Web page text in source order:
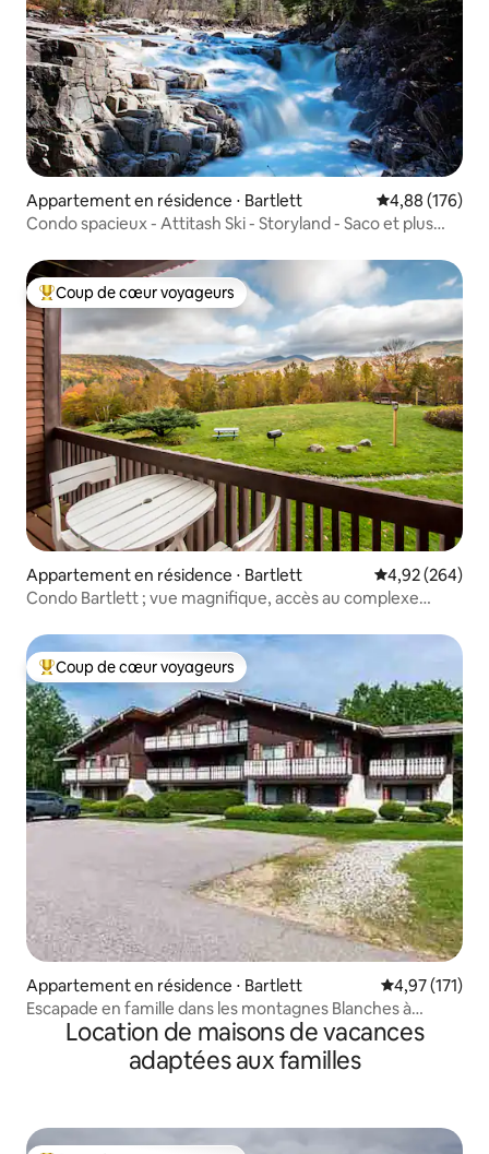
Appartement en résidence ⋅ Bartlett Évaluation
4,88 (176)
Condo spacieux - Attitash Ski - Storyland - Saco et plus
Coups de cœur voyageurs les plus appréciés
Coup de cœur voyageurs
Appartement en résidence ⋅ Bartlett Évaluation
4,92 (264)
Condo Bartlett ; vue magnifique, accès au complexe
Coups de cœur voyageurs les plus appréciés
Coup de cœur voyageurs
Appartement en résidence ⋅ Bartlett Évaluation
4,97 (171)
Escapade en famille dans les montagnes Blanches à
Bartlett, New Hampshire
Location de maisons de vacances
adaptées aux familles